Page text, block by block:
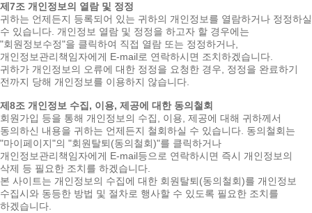
제7조 개인정보의 열람 및 정정
귀하는 언제든지 등록되어 있는 귀하의 개인정보를 열람하거나 정정하실
수 있습니다. 개인정보 열람 및 정정을 하고자 할 경우에는
"회원정보수정"을 클릭하여 직접 열람 또는 정정하거나,
개인정보관리책임자에게 E-mail로 연락하시면 조치하겠습니다.
귀하가 개인정보의 오류에 대한 정정을 요청한 경우, 정정을 완료하기
전까지 당해 개인정보를 이용하지 않습니다.
제8조 개인정보 수집, 이용, 제공에 대한 동의철회
회원가입 등을 통해 개인정보의 수집, 이용, 제공에 대해 귀하께서
동의하신 내용을 귀하는 언제든지 철회하실 수 있습니다. 동의철회는
"마이페이지"의 "회원탈퇴(동의철회)"를 클릭하거나
개인정보관리책임자에게 E-mail등으로 연락하시면 즉시 개인정보의
삭제 등 필요한 조치를 하겠습니다.
본 사이트는 개인정보의 수집에 대한 회원탈퇴(동의철회)를 개인정보
수집시와 동등한 방법 및 절차로 행사할 수 있도록 필요한 조치를
하겠습니다.